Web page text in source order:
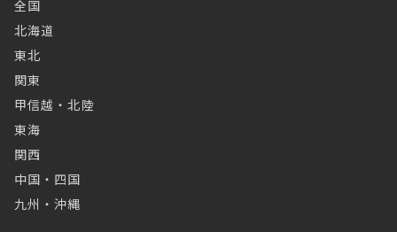
全国
北海道
東北
関東
甲信越・北陸
東海
関西
中国・四国
九州・沖縄